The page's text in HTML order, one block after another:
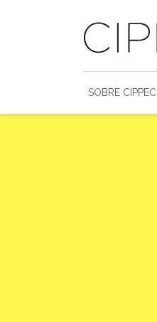
SOBRE CIPPEC